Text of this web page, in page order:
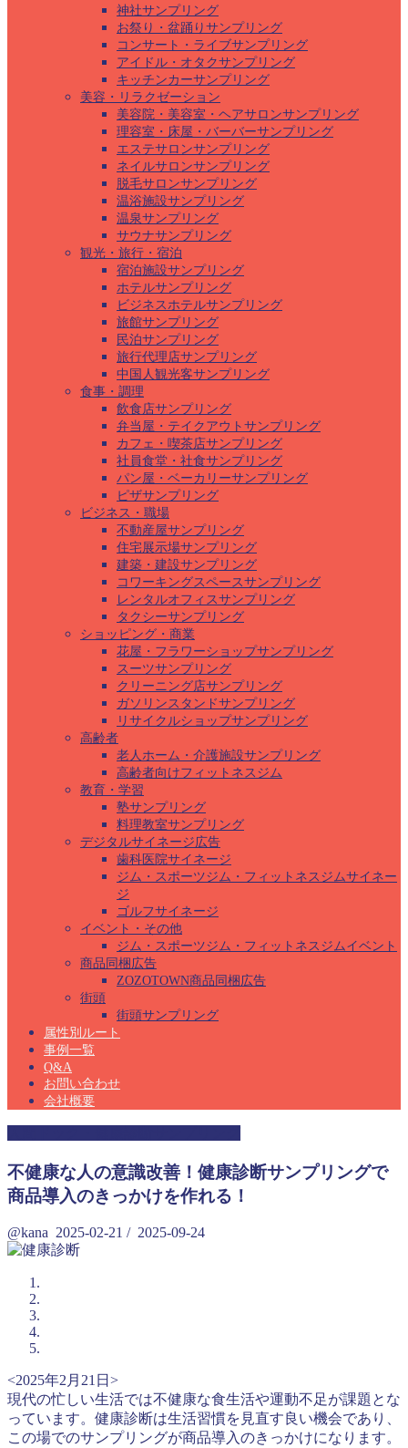
神社サンプリング
お祭り・盆踊りサンプリング
コンサート・ライブサンプリング
アイドル・オタクサンプリング
キッチンカーサンプリング
美容・リラクゼーション
美容院・美容室・ヘアサロンサンプリング
理容室・床屋・バーバーサンプリング
エステサロンサンプリング
ネイルサロンサンプリング
脱毛サロンサンプリング
温浴施設サンプリング
温泉サンプリング
サウナサンプリング
観光・旅行・宿泊
宿泊施設サンプリング
ホテルサンプリング
ビジネスホテルサンプリング
旅館サンプリング
民泊サンプリング
旅行代理店サンプリング
中国人観光客サンプリング
食事・調理
飲食店サンプリング
弁当屋・テイクアウトサンプリング
カフェ・喫茶店サンプリング
社員食堂・社食サンプリング
パン屋・ベーカリーサンプリング
ピザサンプリング
ビジネス・職場
不動産屋サンプリング
住宅展示場サンプリング
建築・建設サンプリング
コワーキングスペースサンプリング
レンタルオフィスサンプリング
タクシーサンプリング
ショッピング・商業
花屋・フラワーショップサンプリング
スーツサンプリング
クリーニング店サンプリング
ガソリンスタンドサンプリング
リサイクルショップサンプリング
高齢者
老人ホーム・介護施設サンプリング
高齢者向けフィットネスジム
教育・学習
塾サンプリング
料理教室サンプリング
デジタルサイネージ広告
歯科医院サイネージ
ジム・スポーツジム・フィットネスジムサイネー
ジ
ゴルフサイネージ
イベント・その他
ジム・スポーツジム・フィットネスジムイベント
商品同梱広告
ZOZOTOWN商品同梱広告
街頭
街頭サンプリング
属性別ルート
事例一覧
Q&A
お問い合わせ
会社概要
不健康な人の意識改善！健康診断サンプリングで
商品導入のきっかけを作れる！
@kana 2025-02-21 / 2025-09-24
<2025年2月21日>
現代の忙しい生活では不健康な食生活や運動不足が課題とな
っています。健康診断は生活習慣を見直す良い機会であり、
この場でのサンプリングが商品導入のきっかけになります。